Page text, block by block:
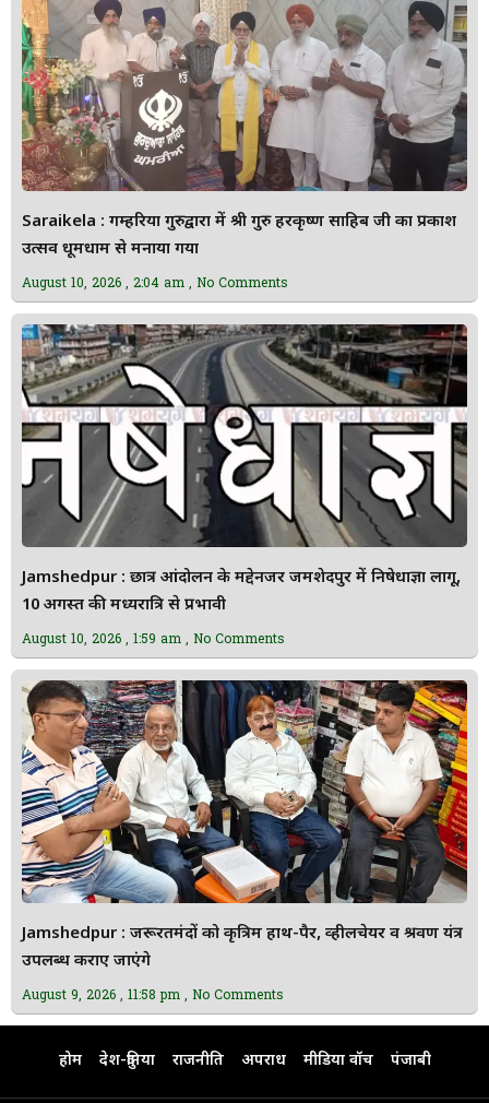
Saraikela : गम्हरिया गुरुद्वारा में श्री गुरु हरकृष्ण साहिब जी का प्रकाश
उत्सव धूमधाम से मनाया गया
August 10, 2026 2:04 am No Comments
Jamshedpur : छात्र आंदोलन के मद्देनजर जमशेदपुर में निषेधाज्ञा लागू,
10 अगस्त की मध्यरात्रि से प्रभावी
August 10, 2026 1:59 am No Comments
Jamshedpur : जरूरतमंदों को कृत्रिम हाथ-पैर, व्हीलचेयर व श्रवण यंत्र
उपलब्ध कराए जाएंगे
August 9, 2026 11:58 pm No Comments
होम देश-दुनिया राजनीति अपराध मीडिया वॉच पंजाबी